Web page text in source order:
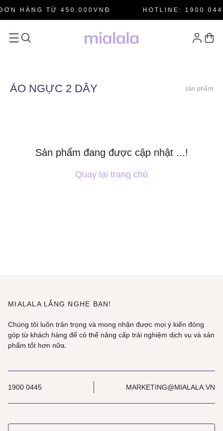
HÀNG TỪ 450.000VNĐ HOTLINE: 1900
ÁO NGỰC 2 DÂY sản phẩm
Sản phẩm đang được cập nhật ...!
Quay lại trang chủ
MIALALA LẮNG NGHE BẠN!
Chúng tôi luôn trân trọng và mong nhận được mọi ý kiến đóng
góp từ khách hàng để có thể nâng cấp trải nghiệm dịch vụ và sản
phẩm tốt hơn nữa.
1900 0445 MARKETING@MIALALA.VN